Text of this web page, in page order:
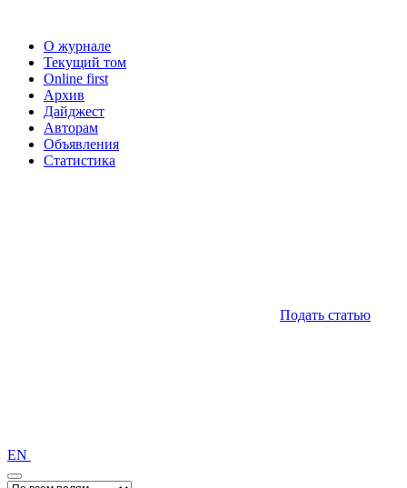
О журнале
Текущий том
Online first
Архив
Дайджест
Авторам
Объявления
Статистика
Подать статью
EN